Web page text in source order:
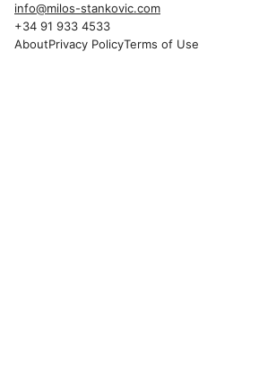
info@milos-stankovic.com
+34 91 933 4533
AboutPrivacy PolicyTerms of Use